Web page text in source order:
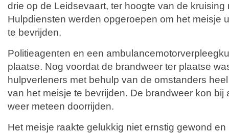
drie op de Leidsevaart, ter hoogte van de kruising
Hulpdiensten werden opgeroepen om het meisje
te bevrijden.
Politieagenten en een
plaatse. Nog voordat de brandweer ter plaatse
hulpverleners met behulp van de omstanders
van het meisje te bevrijden. De brandweer kon bij
weer meteen doorrijden.
Het meisje raakte gelukkig niet ernstig gewond